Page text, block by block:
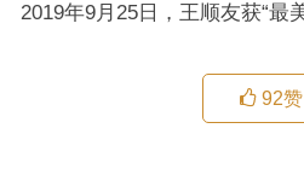
2019年9月25日，王顺友获“最
92赞